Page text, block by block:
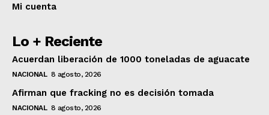
Mi cuenta
Lo + Reciente
Acuerdan liberación de 1000 toneladas de aguacate
NACIONAL 8 agosto, 2026
Afirman que fracking no es decisión tomada
NACIONAL 8 agosto, 2026